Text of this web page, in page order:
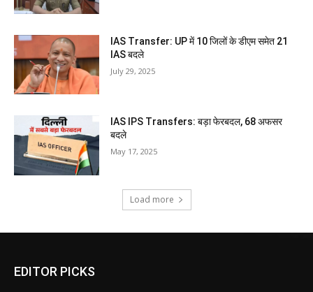
IAS Transfer: UP में 10 जिलों के डीएम समेत 21
IAS बदले
July 29, 2025
IAS IPS Transfers: बड़ा फेरबदल, 68 अफसर
बदले
May 17, 2025
Load more
EDITOR PICKS